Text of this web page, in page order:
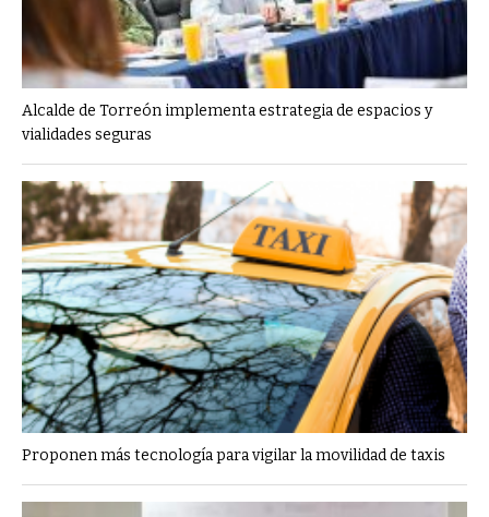
Alcalde de Torreón implementa estrategia de espacios y
vialidades seguras
Proponen más tecnología para vigilar la movilidad de taxis